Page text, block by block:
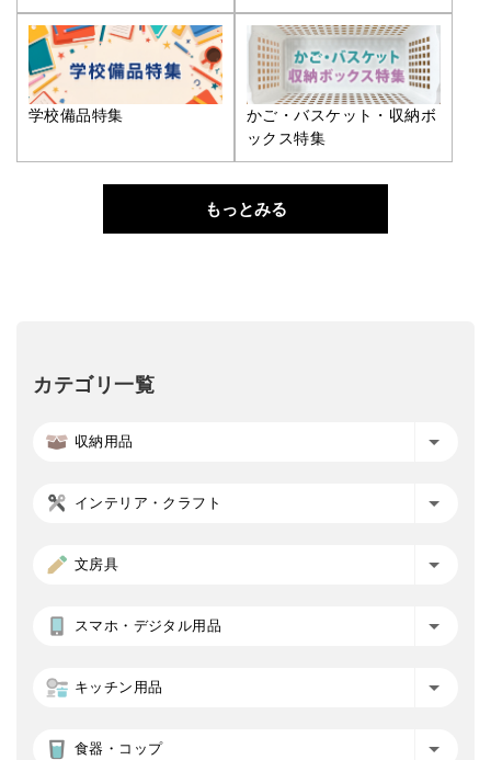
学校備品特集
かご・バスケット・収納ボ
ックス特集
もっとみる
カテゴリ一覧
収納用品
インテリア・クラフト
文房具
スマホ・デジタル用品
キッチン用品
食器・コップ